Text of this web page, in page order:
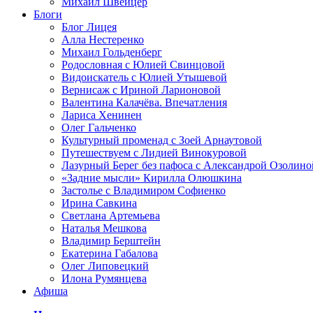
Блоги
Блог Лицея
Алла Нестеренко
Михаил Гольденберг
Родословная с Юлией Свинцовой
Видоискатель с Юлией Утышевой
Вернисаж с Ириной Ларионовой
Валентина Калачёва. Впечатления
Лариса Хенинен
Олег Гальченко
Культурный променад с Зоей Арнаутовой
Путешествуем с Лидией Винокуровой
Лазурный Берег без пафоса с Александрой
«Задние мысли» Кирилла Олюшкина
Застолье с Владимиром Софиенко
Ирина Савкина
Светлана Артемьева
Наталья Мешкова
Владимир Берштейн
Екатерина Габалова
Олег Липовецкий
Илона Румянцева
Афиша